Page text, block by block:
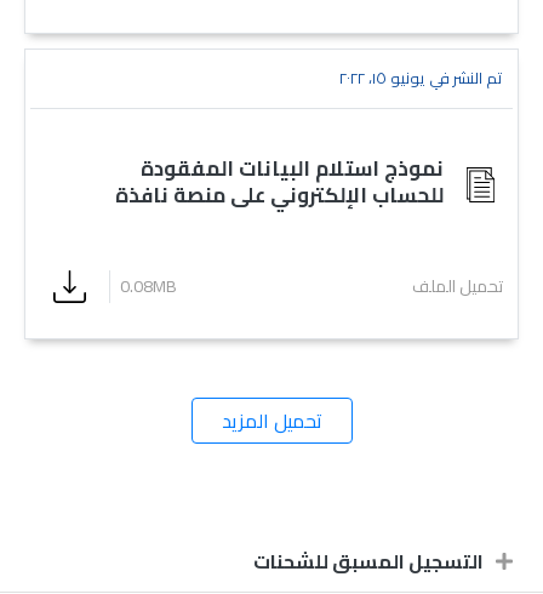
تم النشر في يونيو ١٥، ٢٠٢٢
نموذج استلام البيانات المفقودة
للحساب الإلكتروني على منصة نافذة
تحميل الملف 0.08MB
تحميل المزيد
التسجيل المسبق للشحنات